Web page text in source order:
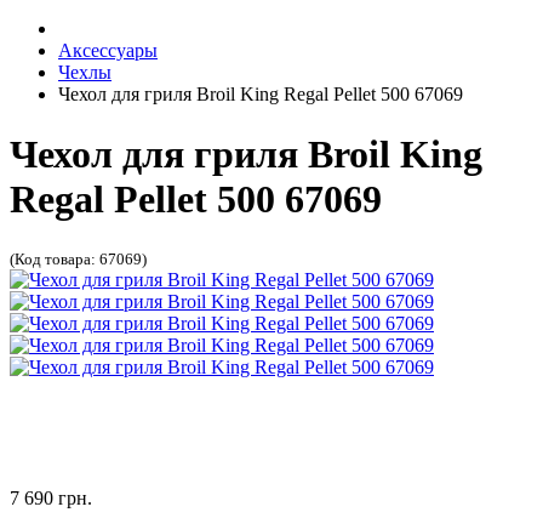
Аксессуары
Чехлы
Чехол для гриля Broil King Regal Pellet 500 67069
Чехол для гриля Broil King
Regal Pellet 500 67069
(Код товара: 67069)
7 690 грн.